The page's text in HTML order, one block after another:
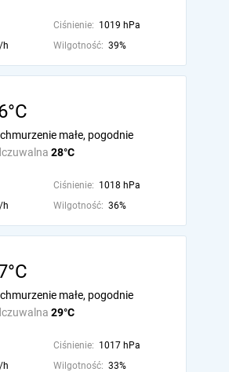
Ciśnienie: 1019 hPa
h Wilgotność: 39%
28°C
małe, pogodnie
Ciśnienie: 1018 hPa
h Wilgotność: 36%
29°C
małe, pogodnie
Ciśnienie: 1017 hPa
h Wilgotność: 33%